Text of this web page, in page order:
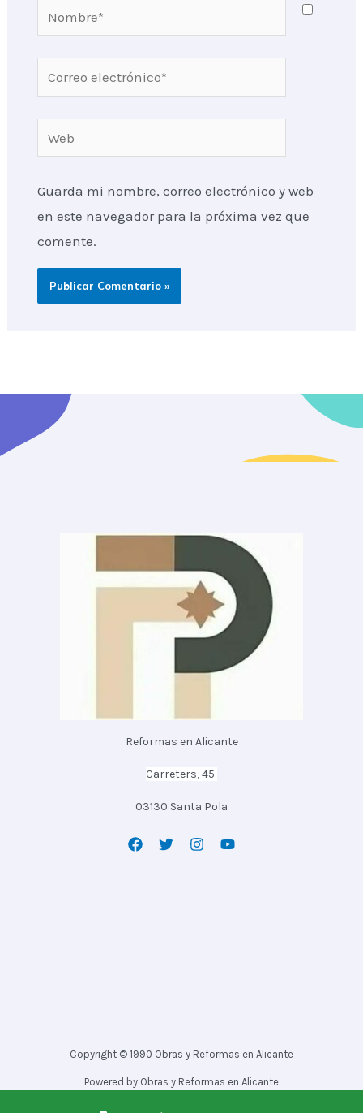
Nombre*
Correo
electrónico*
Guarda mi nombre, correo electrónico y web
en este navegador para la próxima vez que
comente.
Reformas en Alicante
Carreters, 45
03130 Santa Pola
Copyright © 1990 Obras y Reformas en Alicante
Powered by Obras y Reformas en Alicante